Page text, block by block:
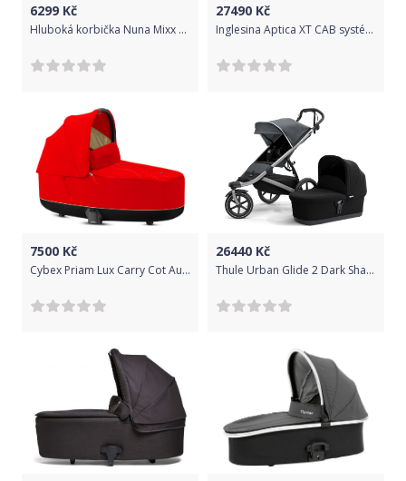
6299 Kč
Hluboká korbička Nuna Mixx Granite 2020
27490 Kč
Inglesina Aptica XT CAB systém 4v1 2022 Sequoia Green
7500 Kč
Cybex Priam Lux Carry Cot Autumn Gold 2020
26440 Kč
Thule Urban Glide 2 Dark Shad + Bassinet